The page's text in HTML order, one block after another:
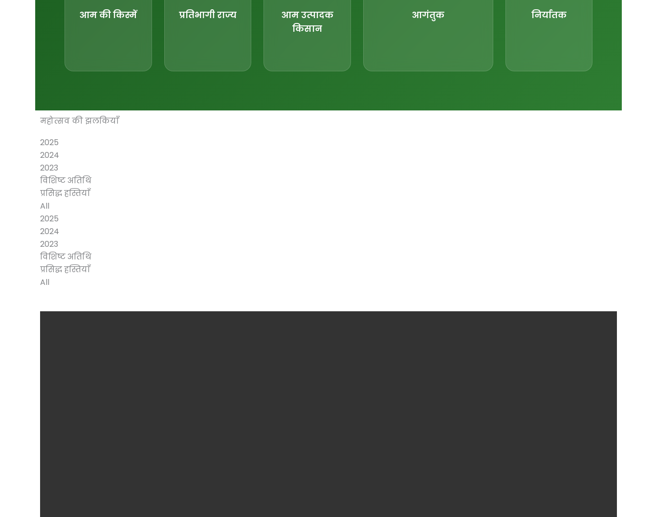
आम की किस्में प्रतिभागी राज्य
आम उत्पादक
किसान
आगंतुक निर्यातक
महोत्सव की झलकियाँ
2025
2024
2023
विशिष्ट अतिथि
प्रसिद्ध हस्तियाँ
All
2025
2024
2023
विशिष्ट अतिथि
प्रसिद्ध हस्तियाँ
All